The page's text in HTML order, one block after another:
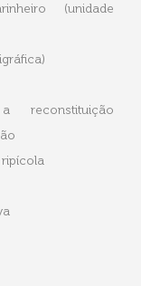
(unidade
reconstituição